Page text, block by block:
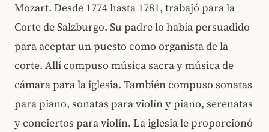
Mozart. Desde 1774 hasta 1781, trabajó para la
Corte de Salzburgo. Su padre lo había persuadido
para aceptar un puesto como organista de la
corte. Allí compuso música sacra y música de
cámara para la iglesia. También compuso sonatas
para piano, sonatas para violín y piano, serenatas
y conciertos para violín. La iglesia le proporcionó